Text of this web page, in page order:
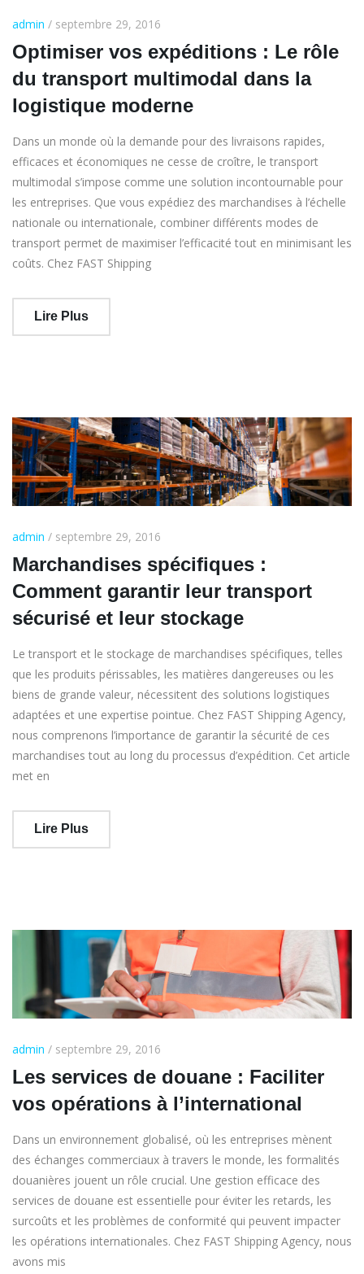
admin / septembre 29, 2016
Optimiser vos expéditions : Le rôle
du transport multimodal dans la
logistique moderne
Dans un monde où la demande pour des livraisons rapides,
efficaces et économiques ne cesse de croître, le transport
multimodal s’impose comme une solution incontournable pour
les entreprises. Que vous expédiez des marchandises à l’échelle
nationale ou internationale, combiner différents modes de
transport permet de maximiser l’efficacité tout en minimisant les
coûts. Chez FAST Shipping
Lire Plus
admin / septembre 29, 2016
Marchandises spécifiques :
Comment garantir leur transport
sécurisé et leur stockage
Le transport et le stockage de marchandises spécifiques, telles
que les produits périssables, les matières dangereuses ou les
biens de grande valeur, nécessitent des solutions logistiques
adaptées et une expertise pointue. Chez FAST Shipping Agency,
nous comprenons l’importance de garantir la sécurité de ces
marchandises tout au long du processus d’expédition. Cet article
met en
Lire Plus
admin / septembre 29, 2016
Les services de douane : Faciliter
vos opérations à l’international
Dans un environnement globalisé, où les entreprises mènent
des échanges commerciaux à travers le monde, les formalités
douanières jouent un rôle crucial. Une gestion efficace des
services de douane est essentielle pour éviter les retards, les
surcoûts et les problèmes de conformité qui peuvent impacter
les opérations internationales. Chez FAST Shipping Agency, nous
avons mis